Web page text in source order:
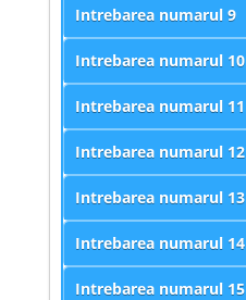
Intrebarea numarul9
Intrebarea numarul10
Intrebarea numarul11
Intrebarea numarul12
Intrebarea numarul13
Intrebarea numarul14
Intrebarea numarul15